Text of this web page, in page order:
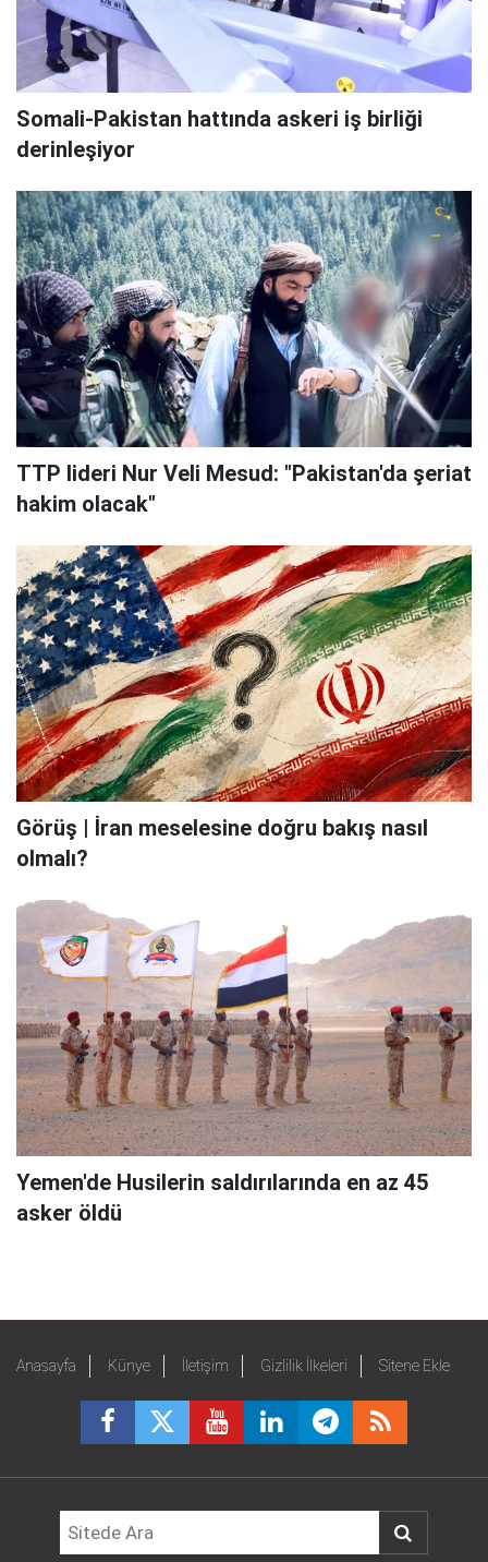
Somali-Pakistan hattında askeri iş birliği
derinleşiyor
TTP lideri Nur Veli Mesud: "Pakistan'da şeriat
hakim olacak"
Görüş | İran meselesine doğru bakış nasıl
olmalı?
Yemen'de Husilerin saldırılarında en az 45
asker öldü
Anasayfa Künye İletişim Gizlilik İlkeleri Sitene Ekle